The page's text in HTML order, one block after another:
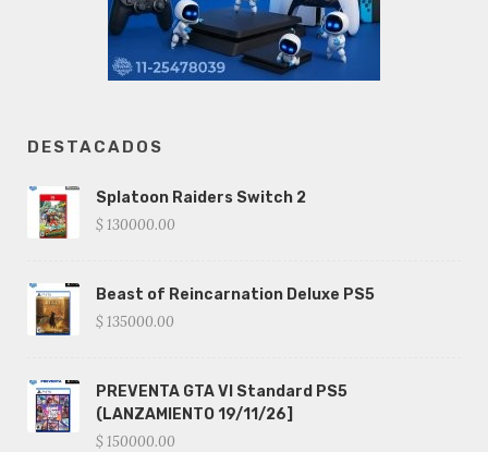
DESTACADOS
Splatoon Raiders Switch 2
$ 130000.00
Beast of Reincarnation Deluxe PS5
$ 135000.00
PREVENTA GTA VI Standard PS5
(LANZAMIENTO 19/11/26]
$ 150000.00